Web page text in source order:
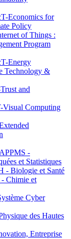
Economics for
Policy
of Things :
Program
Energy
Technology &
and
Computing
-
et Statistiques
Biologie et Santé
Chimie et
Cyber
des Hautes
Entreprise